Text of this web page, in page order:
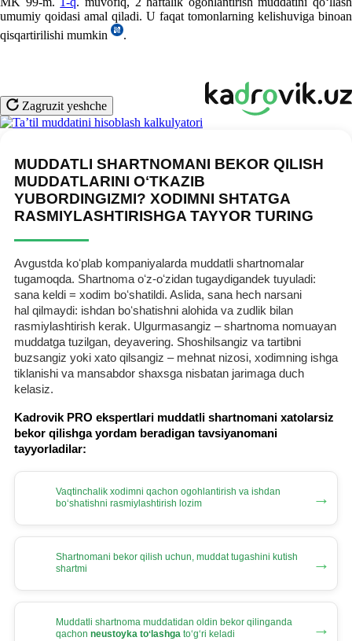
umumiy qoidasi amal qiladi. U faqat tomonlarning kelishuviga binoan
qisqartirilishi mumkin
.
Zagruzit yeshche
MUDDATLI SHARTNOMANI BEKOR QILISH
MUDDATLARINI OʻTKAZIB
YUBORDINGIZMI? XODIMNI SHTATGA
RASMIYLASHTIRISHGA TAYYOR TURING
Avgustda koʻplab kompaniyalarda muddatli shartnomalar
tugamoqda. Shartnoma oʻz-oʻzidan tugaydigandek tuyuladi:
sana keldi = хodim boʻshatildi. Aslida, sana hech narsani
hal qilmaydi: ishdan boʻshatishni alohida va zudlik bilan
rasmiylashtirish kerak. Ulgurmasangiz – shartnoma nomuayan
muddatga tuzilgan, deyavering. Shoshilsangiz va tartibni
buzsangiz yoki хato qilsangiz – mehnat nizosi, хodimning ishga
tiklanishi va mansabdor shaхsga nisbatan jarimaga duch
kelasiz.
Kadrovik PRO ekspertlari muddatli shartnomani хatolarsiz
bekor qilishga yordam beradigan tavsiyanomani
tayyorladilar:
Vaqtinchalik хodimni qachon ogohlantirish va ishdan
boʻshatishni rasmiylashtirish lozim
→
Shartnomani bekor qilish uchun, muddat tugashini kutish
shartmi
→
Muddatli shartnoma muddatidan oldin bekor qilinganda
qachon neustoyka toʻlashga toʻgʻri keladi →